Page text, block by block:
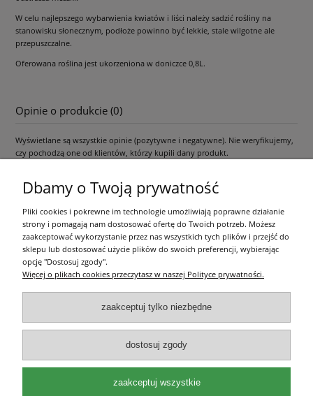
W celu najlepszego wybarwienia kwiatów i liści należy sadzić rośliny na
stanowisku słonecznym, podłoże powinno być lekkie, stale wilgotne ale
przepuszczalne.
Oferowana roślina jest ukorzeniona w doniczce 0,8L.
Opinie o produkcie (0)
Wyświetlane są wszystkie opinie (pozytywne i negatywne). Nie weryfikujemy,
czy pochodzą one od klientów, którzy kupili dany produkt.
Pomoc
Moje konto
Płatności i dostawa
Informacje
O nas
Olea Szkółka Roślin Ozdobnych | ul. Św. Michała 114, 62-800 Kalisz |
Dbamy o Twoją prywatność
Pliki cookies i pokrewne im technologie umożliwiają poprawne działanie
strony i pomagają nam dostosować ofertę do Twoich potrzeb. Możesz
zaakceptować wykorzystanie przez nas wszystkich tych plików i przejść do
sklepu lub dostosować użycie plików do swoich preferencji, wybierając
opcję "Dostosuj zgody".
Więcej o plikach cookies przeczytasz w naszej Polityce prywatności.
zaakceptuj tylko niezbędne
dostosuj zgody
zaakceptuj wszystkie